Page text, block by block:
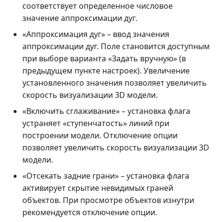
соответствует определенное числовое
значение аппроксимации дуг.
«Аппроксимация дуг» – ввод значения
аппроксимации дуг. Поле становится доступным
при выборе варианта «Задать вручную» (в
предыдущем пункте настроек). Увеличение
установленного значения позволяет увеличить
скорость визуализации 3D модели.
«Включить сглаживание» – установка флага
устраняет «ступенчатость» линий при
построении модели. Отключение опции
позволяет увеличить скорость визуализации 3D
модели.
«Отсекать задние грани» – установка флага
активирует скрытие невидимых граней
объектов. При просмотре объектов изнутри
рекомендуется отключение опции.